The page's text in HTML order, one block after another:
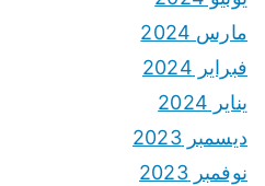
مارس 2024
فبراير 2024
يناير 2024
ديسمبر 2023
نوفمبر 2023